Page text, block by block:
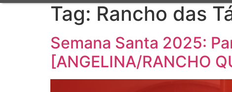
Tag: Rancho das
Semana Santa 2025:
[ANGELINA/RANCHO